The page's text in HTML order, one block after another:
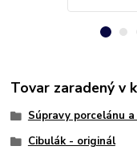
Tovar zaradený v
Súpravy porcelánu
Cibulák - originál